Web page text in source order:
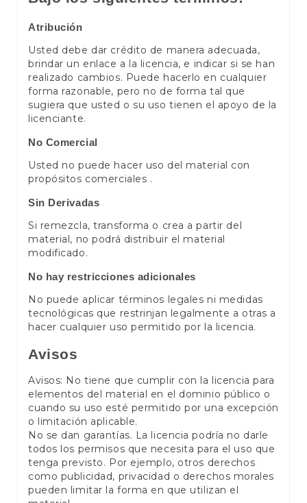
Atribución
Usted debe dar crédito de manera adecuada,
brindar un enlace a la licencia, e indicar si se han
realizado cambios. Puede hacerlo en cualquier
forma razonable, pero no de forma tal que
sugiera que usted o su uso tienen el apoyo de la
licenciante.
No Comercial
Usted no puede hacer uso del material con
propósitos comerciales .
Sin Derivadas
Si remezcla, transforma o crea a partir del
material, no podrá distribuir el material
modificado.
No hay restricciones adicionales
No puede aplicar términos legales ni medidas
tecnológicas que restrinjan legalmente a otras a
hacer cualquier uso permitido por la licencia.
Avisos
Avisos: No tiene que cumplir con la licencia para
elementos del material en el dominio público o
cuando su uso esté permitido por una excepción
o limitación aplicable.
No se dan garantías. La licencia podría no darle
todos los permisos que necesita para el uso que
tenga previsto. Por ejemplo, otros derechos
como publicidad, privacidad o derechos morales
pueden limitar la forma en que utilizan el